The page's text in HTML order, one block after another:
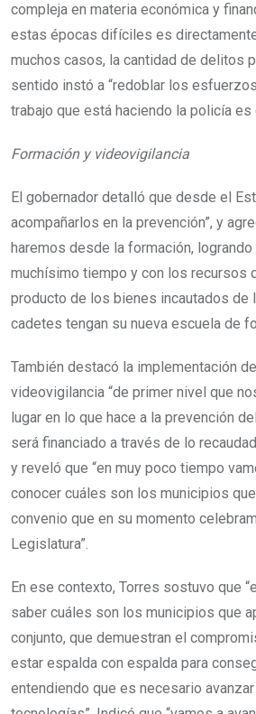
compleja en materia económica y
estas épocas difíciles es
muchos casos, la cantidad de delitos
sentido instó a “redoblar los
trabajo que está haciendo la policía es
Formación y videovigilancia
El gobernador detalló que desde el
acompañarlos en la prevención”, y
haremos desde la formación,
muchísimo tiempo y con los recursos
producto de los bienes incautados de
cadetes tengan su nueva escuela de
También destacó la implementación
videovigilancia “de primer nivel que
lugar en lo que hace a la prevención
será financiado a través de lo
y reveló que “en muy poco tiempo
conocer cuáles son los municipios que
convenio que en su momento
Legislatura”.
En ese contexto, Torres sostuvo que
saber cuáles son los municipios que
conjunto, que demuestran el
estar espalda con espalda para
entendiendo que es necesario